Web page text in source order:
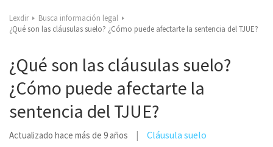
Lexdir
Busca información legal
¿Qué son las cláusulas suelo? ¿Cómo puede afectarte la sentencia del TJUE?
¿Qué son las cláusulas suelo?
¿Cómo puede afectarte la
sentencia del TJUE?
Actualizado hace más de 9 años Cláusula suelo